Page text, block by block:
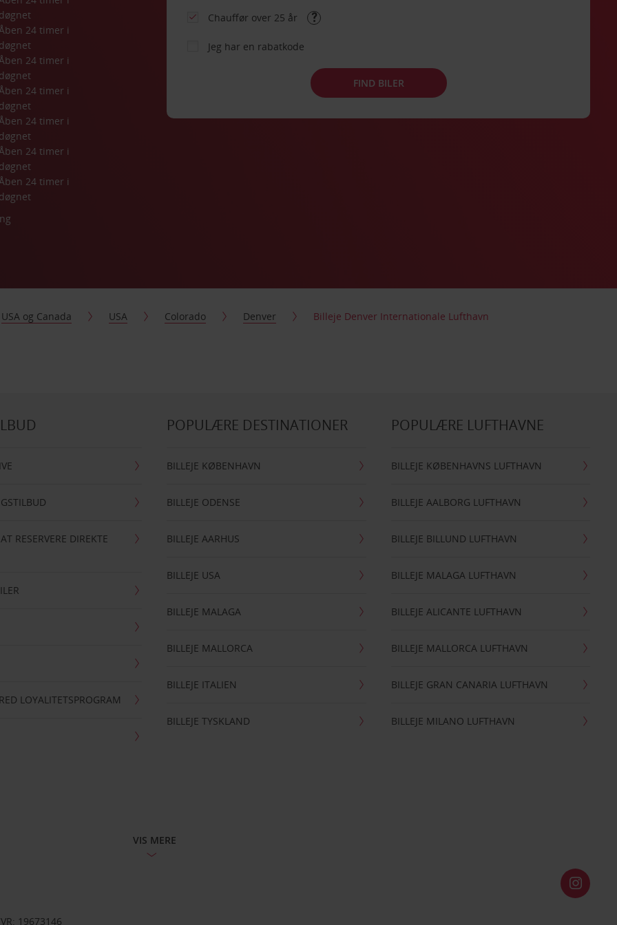
24 timer i
24 timer i
24 timer i
24 timer i
24 timer i
24 timer i
Chauffør over 25 år
Jeg har en rabatkode
FIND BILER
USA og Canada USA Colorado Denver Billeje Denver Internationale Lufthavn
RESERVERE DIREKTE
LOYALITETSPROGRAM
POPULÆRE DESTINATIONER
BILLEJE KØBENHAVN
BILLEJE ODENSE
BILLEJE AARHUS
BILLEJE USA
BILLEJE MALAGA
BILLEJE MALLORCA
BILLEJE ITALIEN
BILLEJE TYSKLAND
POPULÆRE LUFTHAVNE
BILLEJE KØBENHAVNS LUFTHAVN
BILLEJE AALBORG LUFTHAVN
BILLEJE BILLUND LUFTHAVN
BILLEJE MALAGA LUFTHAVN
BILLEJE ALICANTE LUFTHAVN
BILLEJE MALLORCA LUFTHAVN
BILLEJE GRAN CANARIA LUFTHAVN
BILLEJE MILANO LUFTHAVN
VIS MERE
19673146